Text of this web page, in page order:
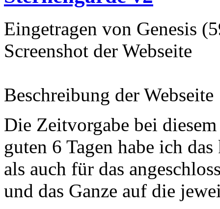
Eingetragen von Genesis
Screenshot der Webseite
Beschreibung der Webseite
Die Zeitvorgabe bei
guten 6 Tagen habe ich
als auch für das
und das Ganze auf die